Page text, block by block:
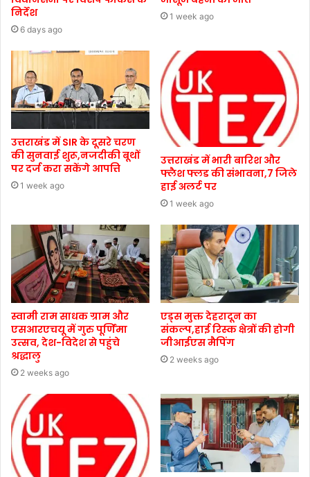
निर्देश
6 days ago
1 week ago
उत्तराखंड में SIR के दूसरे चरण
की सुनवाई शुरू,नजदीकी बूथों
पर दर्ज करा सकेंगे आपत्ति
1 week ago
उत्तराखंड में भारी बारिश और
फ्लैश फ्लड की संभावना,7 जिले
हाई अलर्ट पर
1 week ago
स्वामी राम साधक ग्राम और
एसआरएचयू में गुरु पूर्णिमा
उत्सव, देश-विदेश से पहुंचे
श्रद्धालु
2 weeks ago
एड्स मुक्त देहरादून का
संकल्प,हाई रिस्क क्षेत्रों की होगी
जीआईएस मैपिंग
2 weeks ago